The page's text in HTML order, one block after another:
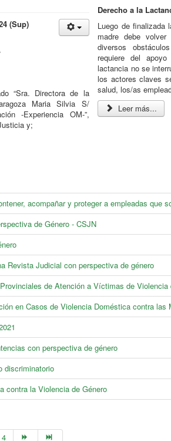
(Sup)
“Sra. Directora de la
Maria Silvia S/
-Experiencia OM-”,
y;
Derecho a la
Luego de finalizada
madre debe
diversos
requiere del
lactancia no se
los actores claves
salud, los/as
Leer más...
acompañar y proteger a empleadas que
de Género - CSJN
Revista Judicial con perspectiva de género
de Atención a Víctimas de Violencia
en Casos de Violencia Doméstica contra las
con perspectiva de género
discriminatorio
contra la Violencia de Género
4